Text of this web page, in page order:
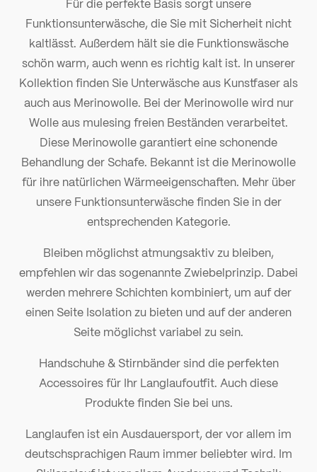
Funktionsunterwäsche, die Sie mit Sicherheit nicht
kaltlässt. Außerdem hält sie die Funktionswäsche
schön warm, auch wenn es richtig kalt ist. In unserer
Kollektion finden Sie Unterwäsche aus Kunstfaser als
auch aus Merinowolle. Bei der Merinowolle wird nur
Wolle aus mulesing freien Beständen verarbeitet.
Diese Merinowolle garantiert eine schonende
Behandlung der Schafe. Bekannt ist die Merinowolle
für ihre natürlichen Wärmeeigenschaften. Mehr über
unsere Funktionsunterwäsche finden Sie in der
entsprechenden Kategorie.
Bleiben möglichst atmungsaktiv zu bleiben,
empfehlen wir das sogenannte Zwiebelprinzip. Dabei
werden mehrere Schichten kombiniert, um auf der
einen Seite Isolation zu bieten und auf der anderen
Seite möglichst variabel zu sein.
Handschuhe & Stirnbändersind die perfekten
Accessoires für Ihr Langlaufoutfit. Auch diese
Produkte finden Sie bei uns.
Langlaufen ist ein Ausdauersport, der vor allem im
deutschsprachigen Raum immer beliebter wird. Im